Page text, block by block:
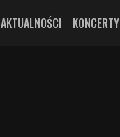
AKTUALNOŚCI KONCERTY